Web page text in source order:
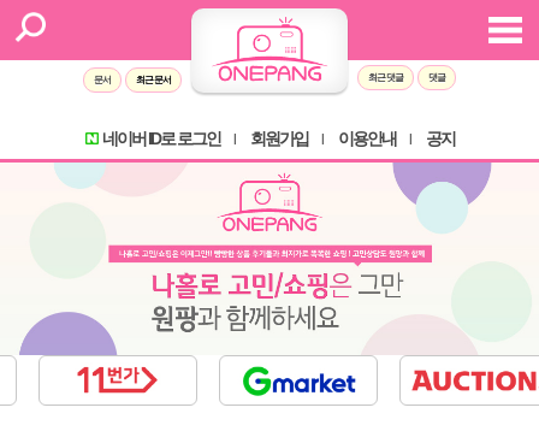
문서 최근 문서 최근 댓글 댓글
네이버 ID로 로그인 회원가입 이용안내 공지